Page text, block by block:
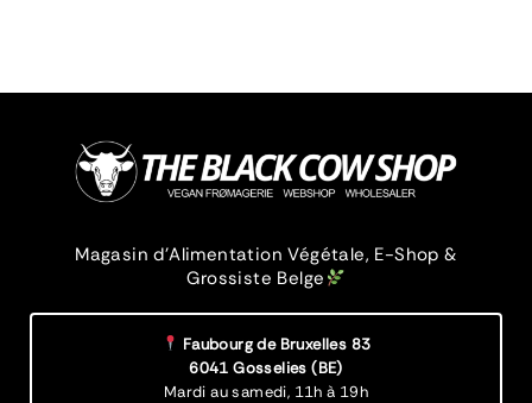
Magasin d’Alimentation Végétale, E-Shop &
Grossiste Belge
Faubourg de Bruxelles 83
6041 Gosselies (BE)
Mardi au samedi, 11h à 19h